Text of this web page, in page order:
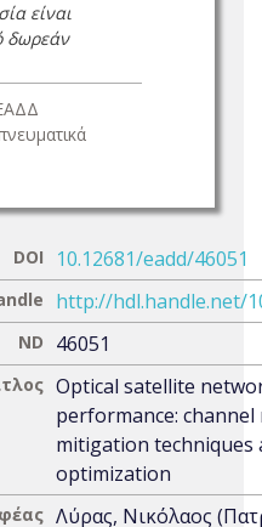
είναι
δωρεάν
DOI 10.12681/eadd/46051
http://hdl.handle.net/
ND 46051
Optical satellite
performance: channel
mitigation techniques
optimization
Λύρας, Νικόλαος